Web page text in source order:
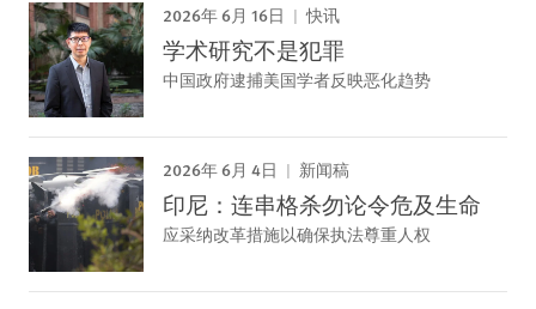
2026年 6月 16日 快讯
学术研究不是犯罪
中国政府逮捕美国学者反映恶化趋势
2026年 6月 4日 新闻稿
印尼：连串格杀勿论令危及生命
应采纳改革措施以确保执法尊重人权